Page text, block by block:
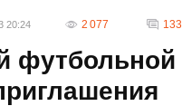
20:24 2 077 133
футбольной